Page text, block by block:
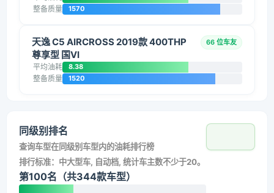
整备质量 1570
天逸 C5 AIRCROSS 2019款 400THP
尊享型 国VI
66 位车友
平均油耗 8.38
整备质量 1520
同级别排名
查询车型在同级别车型内的油耗排行榜
排行标准：中大型车, 自动档, 统计车主数不少于20。
第100名（共344款车型）